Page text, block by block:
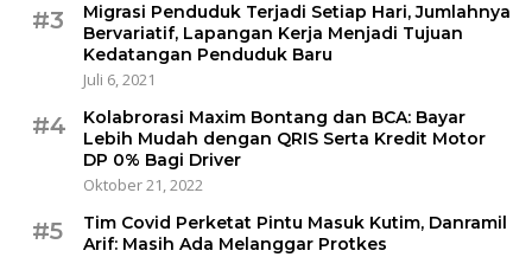
#3
Migrasi Penduduk Terjadi Setiap Hari, Jumlahnya
Bervariatif, Lapangan Kerja Menjadi Tujuan
Kedatangan Penduduk Baru
Juli 6, 2021
#4
Kolabrorasi Maxim Bontang dan BCA: Bayar
Lebih Mudah dengan QRIS Serta Kredit Motor
DP 0% Bagi Driver
Oktober 21, 2022
#5
Tim Covid Perketat Pintu Masuk Kutim, Danramil
Arif: Masih Ada Melanggar Protkes